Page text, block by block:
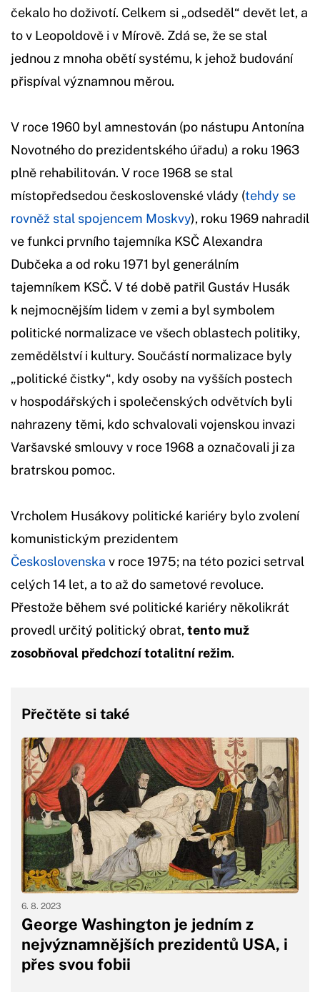
čekalo ho doživotí. Celkem si „odseděl“ devět let, a
to v Leopoldově i v Mírově. Zdá se, že se stal
jednou z mnoha obětí systému, k jehož budování
přispíval významnou měrou.
V roce 1960 byl amnestován (po nástupu Antonína
Novotného do prezidentského úřadu) a roku 1963
plně rehabilitován. V roce 1968 se stal
místopředsedou československé vlády (tehdy se
rovněž stal spojencem Moskvy), roku 1969 nahradil
ve funkci prvního tajemníka KSČ Alexandra
Dubčeka a od roku 1971 byl generálním
tajemníkem KSČ. V té době patřil Gustáv Husák
k nejmocnějším lidem v zemi a byl symbolem
politické normalizace ve všech oblastech politiky,
zemědělství i kultury. Součástí normalizace byly
„politické čistky“, kdy osoby na vyšších postech
v hospodářských i společenských odvětvích byli
nahrazeny těmi, kdo schvalovali vojenskou invazi
Varšavské smlouvy v roce 1968 a označovali ji za
bratrskou pomoc.
Vrcholem Husákovy politické kariéry bylo zvolení
komunistickým prezidentem
Československa v roce 1975; na této pozici setrval
celých 14 let, a to až do sametové revoluce.
Přestože během své politické kariéry několikrát
provedl určitý politický obrat,tento muž
zosobňoval předchozí totalitní režim.
Přečtěte si také
George Washington je jedním z
nejvýznamnějších prezidentů USA, i
přes svou fobii
6. 8. 2023